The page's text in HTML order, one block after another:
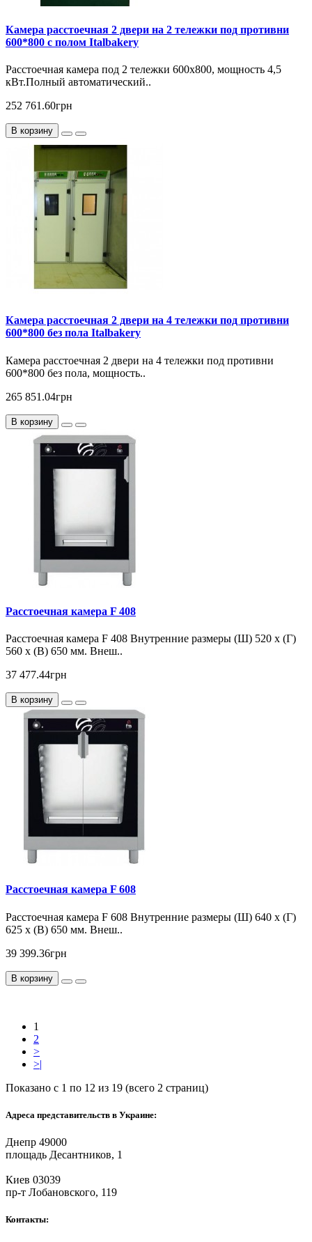
Камера расстоечная 2 двери на 2 тележки под противни
600*800 с полом Italbakery
Расcтоечная камера под 2 тележки 600х800, мощность 4,5
кВт.Полный автоматический..
252 761.60грн
В корзину
Камера расстоечная 2 двери на 4 тележки под противни
600*800 без пола Italbakery
Камера расстоечная 2 двери на 4 тележки под противни
600*800 без пола, мощность..
265 851.04грн
В корзину
Расстоечная камера F 408
Расстоечная камера F 408 Внутренние размеры (Ш) 520 x (Г)
560 x (В) 650 мм. Внеш..
37 477.44грн
В корзину
Расстоечная камера F 608
Расстоечная камера F 608 Внутренние размеры (Ш) 640 х (Г)
625 х (В) 650 мм. Внеш..
39 399.36грн
В корзину
1
2
>
>|
Показано с 1 по 12 из 19 (всего 2 страниц)
Адреса представительств в Украине:
Днепр 49000
площадь Десантников, 1
Киев 03039
пр-т Лобановского, 119
Контакты: